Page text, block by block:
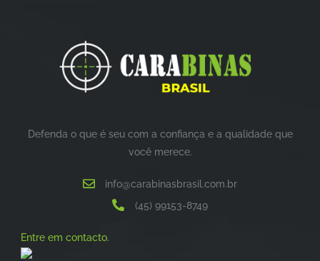
Defenda o que é seu com a confiança e a qualidade que
você merece.
info@carabinasbrasil.com.br
(45) 99153-8749
Entre em contacto.